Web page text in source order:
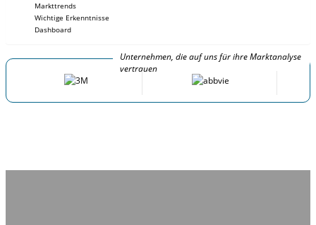
Markttrends
Wichtige Erkenntnisse
Dashboard
Unternehmen, die auf uns für ihre Marktanalyse
vertrauen